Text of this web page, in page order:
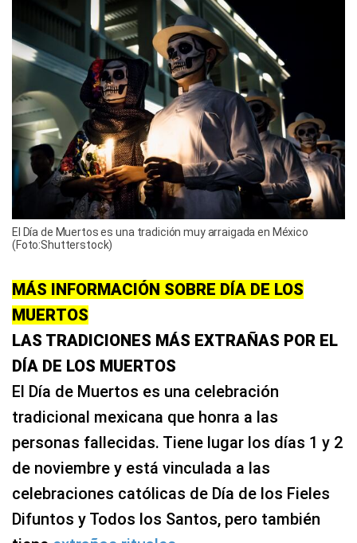
El Día de Muertos es una tradición muy arraigada en México
(Foto:Shutterstock)
MÁS INFORMACIÓN SOBRE DÍA DE LOS
MUERTOS
LAS TRADICIONES MÁS EXTRAÑAS POR EL
DÍA DE LOS MUERTOS
El Día de Muertos es una celebración
tradicional mexicana que honra a las
personas fallecidas. Tiene lugar los días 1 y 2
de noviembre y está vinculada a las
celebraciones católicas de Día de los Fieles
Difuntos y Todos los Santos, pero también